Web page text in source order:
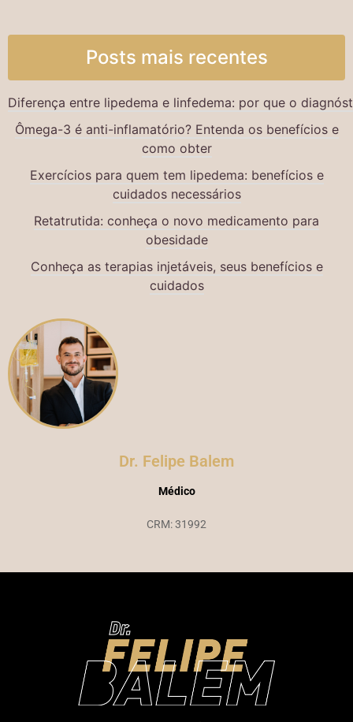
Posts mais recentes
Diferença entre lipedema e linfedema: por que o
Ômega-3 é anti-inflamatório? Entenda os benefícios e
como obter
Exercícios para quem tem lipedema: benefícios e
cuidados necessários
Retatrutida: conheça o novo medicamento para
obesidade
Conheça as terapias injetáveis, seus benefícios e
cuidados
Dr. Felipe Balem
Médico
CRM: 31992